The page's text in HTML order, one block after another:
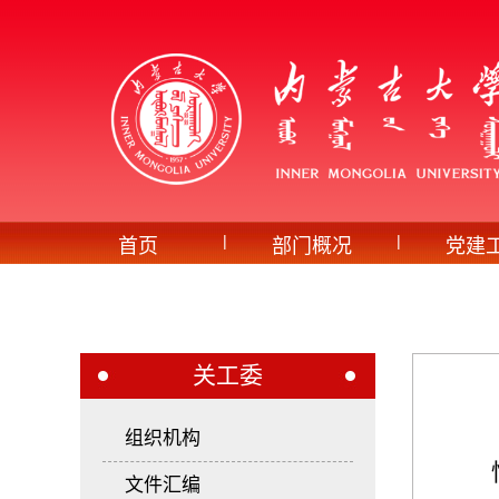
首页 | 部门概况 | 党建
关工委
组织机构
文件汇编